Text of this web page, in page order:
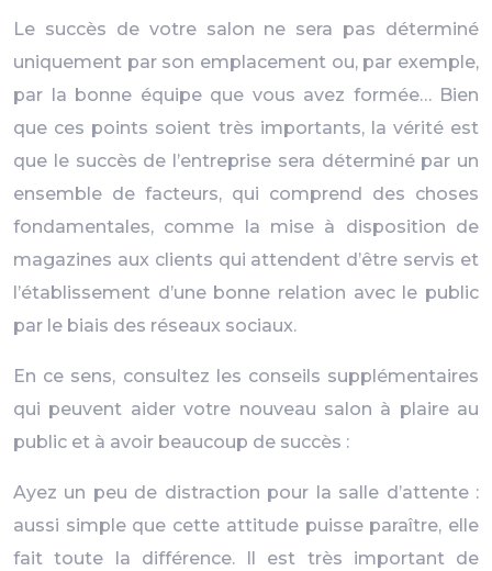
Le succès de votre salon ne sera pas déterminé
uniquement par son emplacement ou, par exemple,
par la bonne équipe que vous avez formée… Bien
que ces points soient très importants, la vérité est
que le succès de l’entreprise sera déterminé par un
ensemble de facteurs, qui comprend des choses
fondamentales, comme la mise à disposition de
magazines aux clients qui attendent d’être servis et
l’établissement d’une bonne relation avec le public
par le biais des réseaux sociaux.
En ce sens, consultez les conseils supplémentaires
qui peuvent aider votre nouveau salon à plaire au
public et à avoir beaucoup de succès :
Ayez un peu de distraction pour la salle d’attente :
aussi simple que cette attitude puisse paraître, elle
fait toute la différence. Il est très important de